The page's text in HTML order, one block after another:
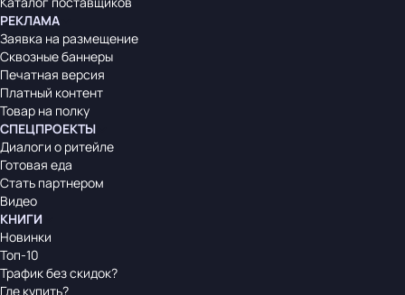
РЕКЛАМА
Заявка на размещение
Сквозные баннеры
Печатная версия
Платный контент
Товар на полку
СПЕЦПРОЕКТЫ
Диалоги о ритейле
Готовая еда
Стать партнером
Видео
КНИГИ
Новинки
Топ-10
Трафик без скидок?
Где купить?